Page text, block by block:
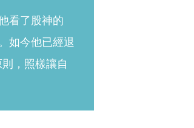
看了股神的
如今他已經退
，照樣讓自